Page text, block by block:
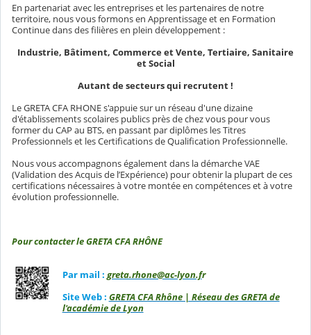
En partenariat avec les entreprises et les partenaires de notre
territoire, nous vous formons en Apprentissage et en Formation
Continue dans des filières en plein développement :
Industrie, Bâtiment, Commerce et Vente, Tertiaire, Sanitaire
et Social
Autant de secteurs qui recrutent !
Le GRETA CFA RHONE s'appuie sur un réseau d'une dizaine
d'établissements scolaires publics près de chez vous pour vous
former du CAP au BTS, en passant par diplômes les Titres
Professionnels et les Certifications de Qualification Professionnelle.
Nous vous accompagnons également dans la démarche VAE
(Validation des Acquis de l’Expérience) pour obtenir la plupart de ces
certifications nécessaires à votre montée en compétences et à votre
évolution professionnelle.
Pour contacter le GRETA CFA RHÔNE
Par mail : greta.rhone@ac-lyon.fr
Site Web : GRETA CFA Rhône | Réseau des GRETA de
l'académie de Lyon